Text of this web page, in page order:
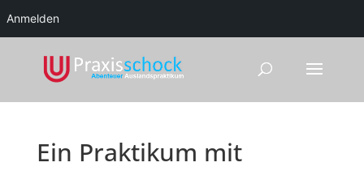
Anmelden
Ein Praktikum mit